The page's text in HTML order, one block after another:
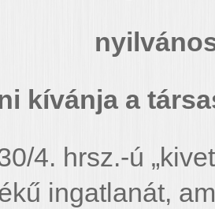
kívánja a
4. hrsz.-ú
ingatlanát,